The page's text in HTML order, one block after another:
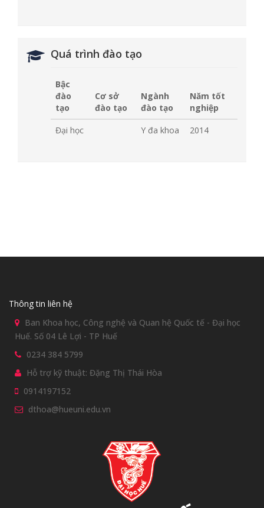
Quá trình đào tạo
Bậc
đào
tạo
Cơ sở
đào tạo
Ngành
đào tạo
Năm tốt
nghiệp
Đại học
Y đa khoa 2014
Thông tin liên hệ
Ban Khoa học, Công nghệ và Quan hệ Quốc tế - Đại học
Huế. Số 04 Lê Lợi - TP Huế
0234 384 5799
Hỗ trợ kỹ thuật: Đặng Thị Thái Hòa
0914197152
dthoa@hueuni.edu.vn